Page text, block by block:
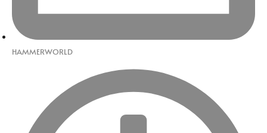
HAMMERWORLD